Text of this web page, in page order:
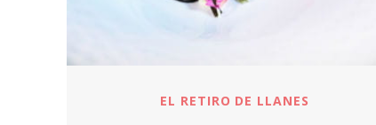
EL RETIRO DE LLANES